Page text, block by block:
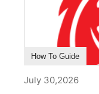
How To Guide
July 30,2026